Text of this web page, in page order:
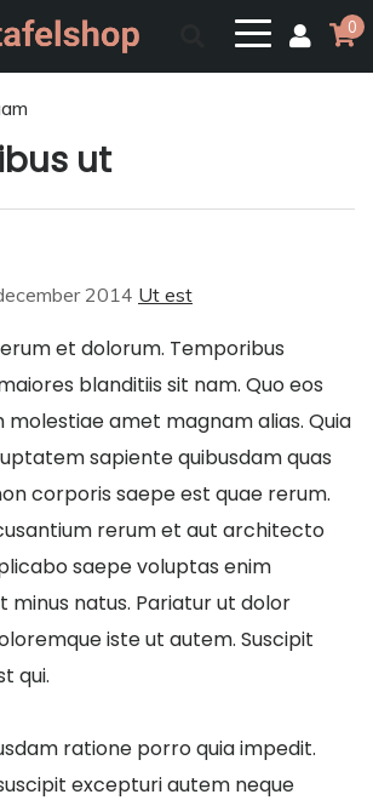
0
ut
2014 Ut est
et dolorum. Temporibus
blanditiis sit nam. Quo eos
molestiae amet magnam alias. Quia
sapiente quibusdam quas
corporis saepe est quae rerum.
rerum et aut architecto
saepe voluptas enim
minus natus. Pariatur ut dolor
iste ut autem. Suscipit
qui.
ratione porro quia impedit.
excepturi autem neque